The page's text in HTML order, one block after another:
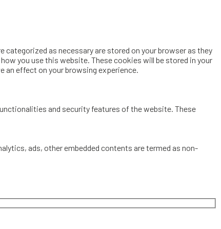
as necessary are stored on your browser as they
you use this website. These cookies will be stored in your
effect on your browsing experience.
and security features of the website. These
ads, other embedded contents are termed as non-